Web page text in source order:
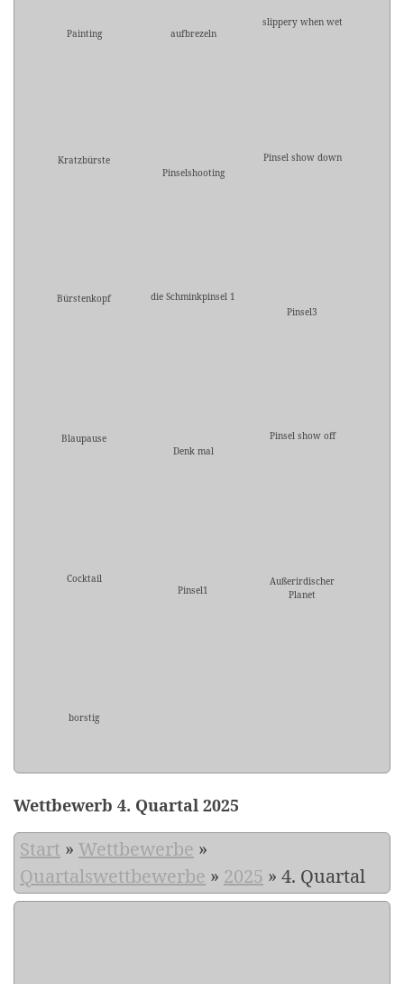
Painting aufbrezeln
slippery when wet
Kratzbürste
Pinselshooting
Pinsel show down
Bürstenkopf
die Schminkpinsel 1
Pinsel3
Blaupause
Denk mal
Pinsel show off
Cocktail
Pinsel1
Außerirdischer
Planet
borstig
Wettbewerb 4. Quartal 2025
Start » Wettbewerbe »
Quartalswettbewerbe » 2025 » 4. Quartal